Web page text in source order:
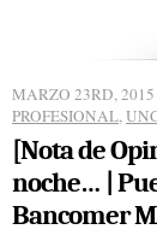
MARZO 23RD, 2015
PROFESIONAL,
[Nota de
noche… |
Bancomer